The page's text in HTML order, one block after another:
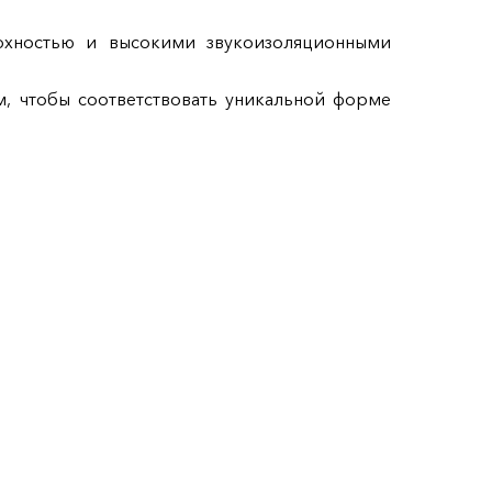
и высокими звукоизоляционными
соответствовать уникальной форме